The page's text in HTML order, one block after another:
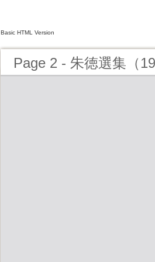
Basic HTML Version
Page 2 - 朱徳選集（